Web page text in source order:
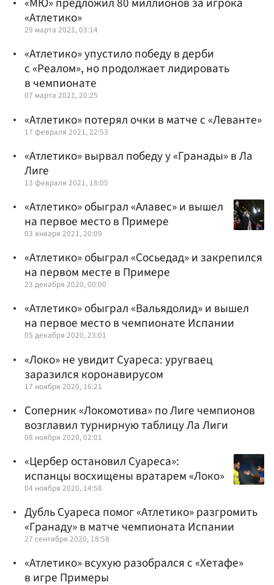
«Атлетико»
29 марта 2021, 03:14
«Атлетико» упустило победу в дерби
с «Реалом», но продолжает лидировать
в чемпионате
07 марта 2021, 20:25
«Атлетико» потерял очки в матче с «Леванте»
17 февраля 2021, 22:53
«Атлетико» вырвал победу у «Гранады» в Ла
Лиге
13 февраля 2021, 18:05
«Атлетико» обыграл «Алавес» и вышел
на первое место в Примере
03 января 2021, 20:09
«Атлетико» обыграл «Сосьедад» и закрепился
на первом месте в Примере
23 декабря 2020, 00:00
«Атлетико» обыграл «Вальядолид» и вышел
на первое место в чемпионате Испании
05 декабря 2020, 23:01
«Локо» не увидит Суареса: уругваец
заразился коронавирусом
17 ноября 2020, 16:21
Соперник «Локомотива» по Лиге чемпионов
возглавил турнирную таблицу Ла Лиги
08 ноября 2020, 02:01
«Цербер остановил Суареса»:
испанцы восхищены вратарем «Локо»
04 ноября 2020, 14:58
Дубль Суареса помог «Атлетико» разгромить
«Гранаду» в матче чемпионата Испании
27 сентября 2020, 18:58
«Атлетико» всухую разобрался с «Хетафе»
в игре Примеры